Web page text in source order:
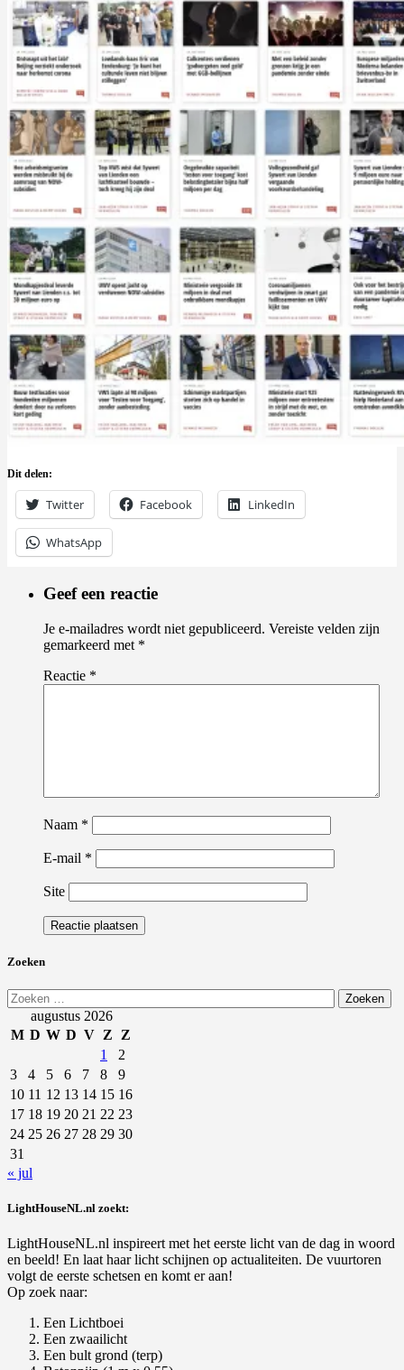
Dit delen:
Twitter Facebook LinkedIn
WhatsApp
Geef een reactie
Je e-mailadres wordt niet gepubliceerd. Vereiste velden zijn
gemarkeerd met *
Reactie *
Naam *
E-mail *
Site
Zoeken
Zoeken
naar:augustus 2026
M D W D V Z
Z
1
2
3
4 5 6 7 8
9
10 11 12 13 14 15 16
17 18 19 20 21 22 23
24 25 26 27 28 29 30
31
« jul
LightHouseNL.nl zoekt:
LightHouseNL.nl inspireert met het eerste licht van de dag in woord
en beeld! En laat haar licht schijnen op actualiteiten. De vuurtoren
volgt de eerste schetsen en komt er aan!
Op zoek naar:
Een Lichtboei
Een zwaailicht
Een bult grond (terp)